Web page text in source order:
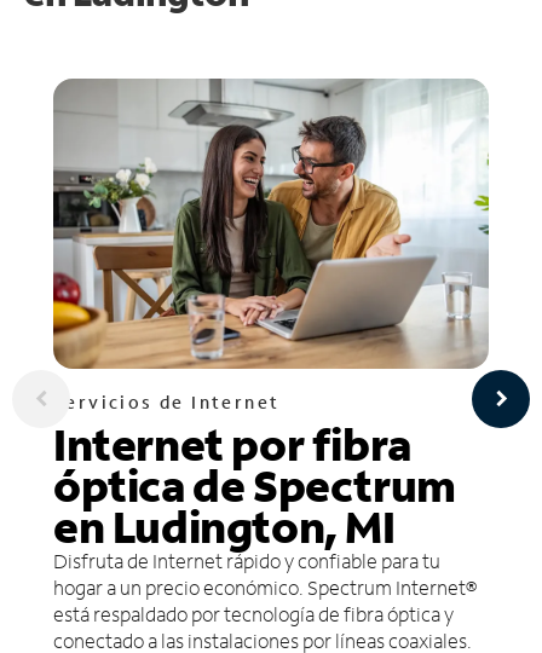
Servicios de Internet
Internet por fibra
óptica de Spectrum
en Ludington, MI
Disfruta de Internet rápido y confiable para tu
hogar a un precio económico. Spectrum Internet®
está respaldado por tecnología de fibra óptica y
conectado a las instalaciones por líneas coaxiales.